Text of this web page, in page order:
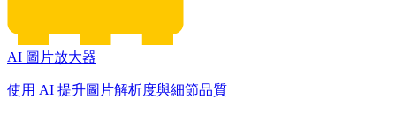
AI 圖片放大器
使用 AI 提升圖片解析度與細節品質